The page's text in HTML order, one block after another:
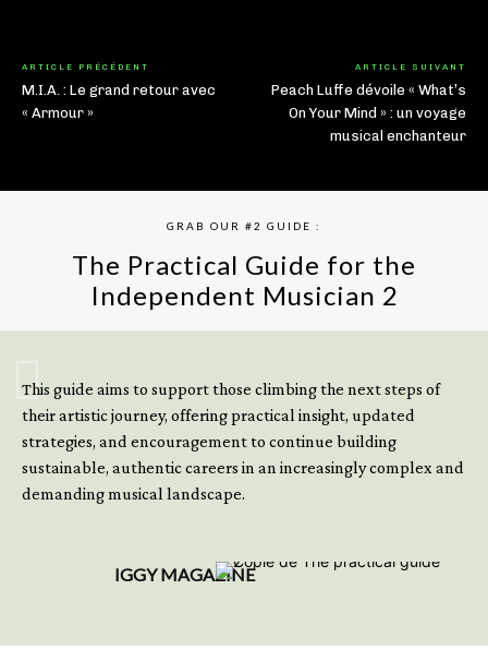
ARTICLE PRÉCÉDENT
M.I.A. : Le grand retour avec
« Armour »
ARTICLE SUIVANT
Peach Luffe dévoile « What’s
On Your Mind » : un voyage
musical enchanteur
GRAB OUR #2 GUIDE :
The Practical Guide for the
Independent Musician 2
This guide aims to support those climbing the next steps of
their artistic journey, offering practical insight, updated
strategies, and encouragement to continue building
sustainable, authentic careers in an increasingly complex and
demanding musical landscape.
IGGY MAGAZINE